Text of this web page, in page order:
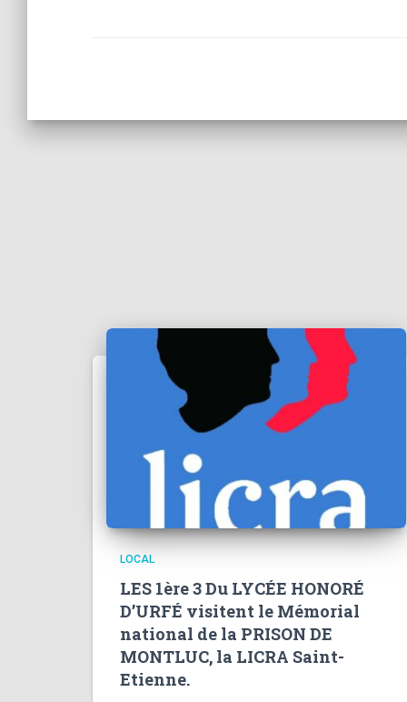
LOCAL
LES 1ère 3 Du LYCÉE HONORÉ
D’URFÉ visitent le Mémorial
national de la PRISON DE
MONTLUC, la LICRA Saint-
Etienne.